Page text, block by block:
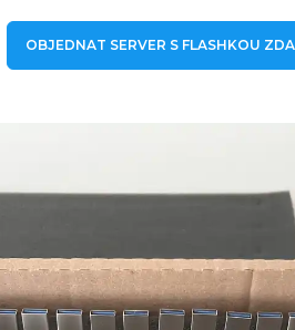
OBJEDNAT SERVER S FLASHKOU